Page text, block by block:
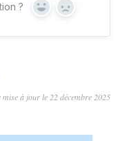
? Oui Non
à jour le 22 décembre 2025